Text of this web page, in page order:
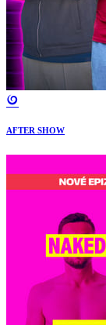
AFTER SHOW